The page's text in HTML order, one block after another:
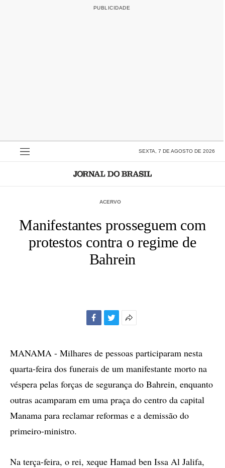
SEXTA, 7 DE AGOSTO DE 2026
ACERVO
Manifestantes prosseguem com
protestos contra o regime de
Bahrein
compartilhamento
MANAMA - Milhares de pessoas participaram nesta
quarta-feira dos funerais de um manifestante morto na
véspera pelas forças de segurança do Bahrein, enquanto
outras acamparam em uma praça do centro da capital
Manama para reclamar reformas e a demissão do
primeiro-ministro.
Na terça-feira, o rei, xeque Hamad ben Issa Al Jalifa,